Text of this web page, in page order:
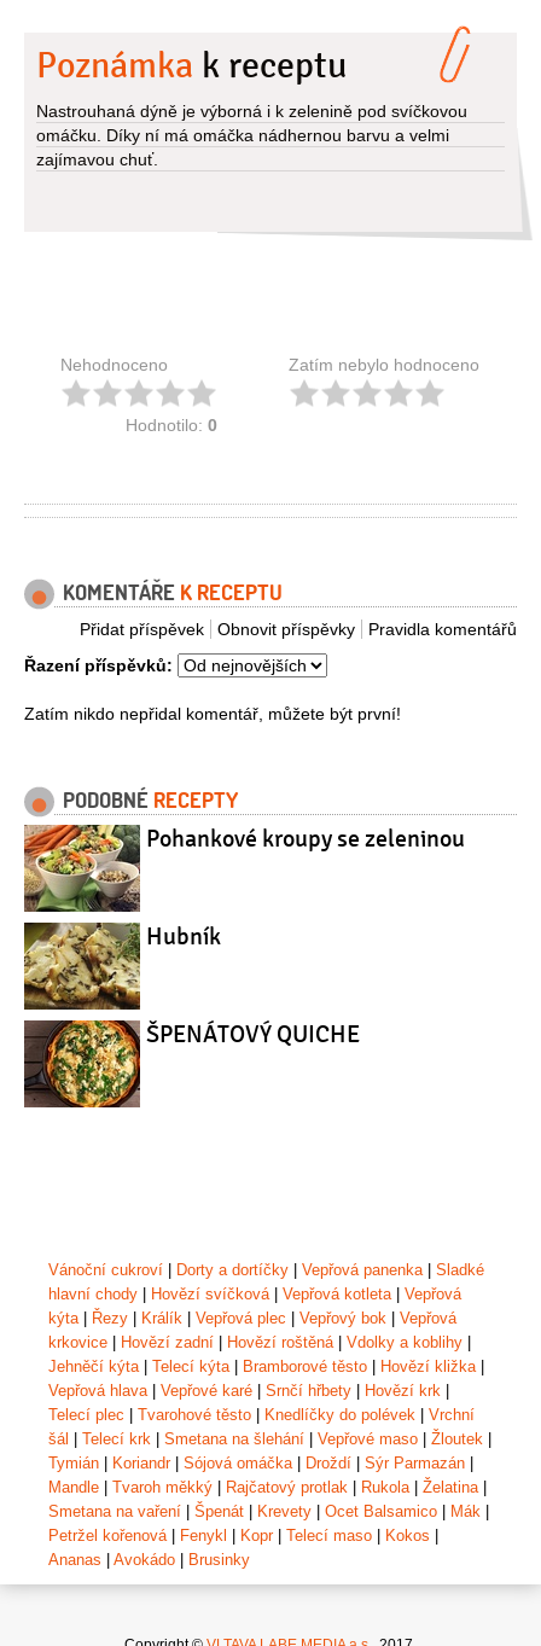
Poznámka k receptu
Nastrouhaná dýně je výborná i k zelenině pod svíčkovou
omáčku. Díky ní má omáčka nádhernou barvu a velmi
zajímavou chuť.
Nehodnoceno
Hodnotilo: 0
Zatím nebylo hodnoceno
KOMENTÁŘE K RECEPTU
Pravidla komentářů
Obnovit příspěvky
Přidat příspěvek
Řazení příspěvků:
Zatím nikdo nepřidal komentář, můžete být první!
PODOBNÉ RECEPTY
Pohankové kroupy se zeleninou
Hubník
ŠPENÁTOVÝ QUICHE
Vánoční cukroví Dorty a dortíčky Vepřová panenka| Sladké
hlavní chody
Hovězí svíčková| Vepřová kotleta| Vepřová
kýta| Řezy Králík Vepřová plec Vepřový bok
Vepřová
krkovice
Hovězí zadní Hovězí roštěná| Vdolky a koblihy
Jehněčí kýta| Telecí kýta| Bramborové těsto Hovězí kližka|
Vepřová hlava| Vepřové karé Srnčí hřbety Hovězí krk
Telecí plec
Tvarohové těsto Knedlíčky do polévek
Vrchní
šál
Telecí krk Smetana na šlehání Vepřové maso Žloutek
Tymián
Koriandr| Sójová omáčka| Droždí Sýr Parmazán
Mandle
Tvaroh měkký Rajčatový protlak Rukola| Želatina|
Smetana na vaření
Špenát Krevety Ocet Balsamico Mák
Petržel kořenová| Fenykl Kopr| Telecí maso Kokos
Ananas
Avokádo Brusinky